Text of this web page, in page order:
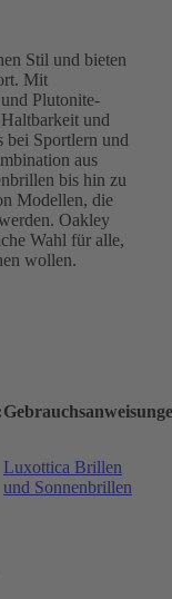
Stil und bieten
Mit
Plutonite-
und
bei Sportlern und
aus
bis hin zu
Modellen, die
Oakley
Wahl für alle,
wollen.
Luxottica Brillen
und Sonnenbrillen